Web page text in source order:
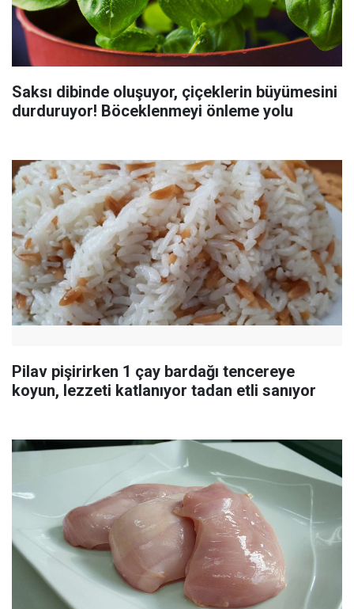
Saksı dibinde oluşuyor, çiçeklerin büyümesini
durduruyor! Böceklenmeyi önleme yolu
Pilav pişirirken 1 çay bardağı tencereye
koyun, lezzeti katlanıyor tadan etli sanıyor